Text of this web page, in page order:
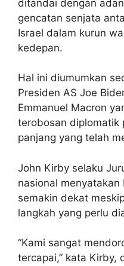
ditandai dengan
gencatan senjata
Israel dalam kurun
kedepan.
Hal ini diumumkan
Presiden AS Joe
Emmanuel Macron
terobosan diplomatik
panjang yang telah
John Kirby selaku
nasional
semakin dekat
langkah yang perlu
“Kami sangat
tercapai,” kata Kirby,